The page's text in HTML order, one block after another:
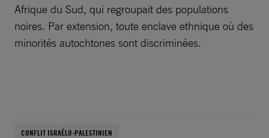
Afrique du Sud, qui regroupait des populations
noires. Par extension, toute enclave ethnique où des
minorités autochtones sont discriminées.
CONFLIT ISRAÉLO-PALESTINIEN